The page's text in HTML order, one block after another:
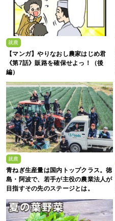
就農
【マンガ】やりなおし農家はじめ君
《第7話》販路を確保せよっ！（後
編）
就農
青ねぎ生産量は国内トップクラス。徳
島・阿波で、若手が主役の農業法人が
目指すその先のステージとは。